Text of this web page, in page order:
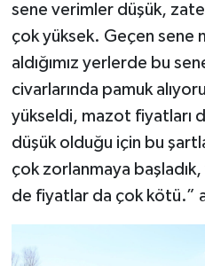
sene verimler düşük,
çok yüksek. Geçen sene
aldığımız yerlerde bu
civarlarında pamuk
yükseldi, mazot fiyatları
düşük olduğu için bu
çok zorlanmaya
de fiyatlar da çok kötü.”